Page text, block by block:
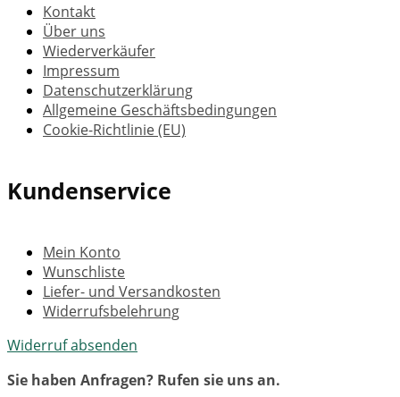
Kontakt
Über uns
Wiederverkäufer
Impressum
Datenschutzerklärung
Allgemeine Geschäftsbedingungen
Cookie-Richtlinie (EU)
Kundenservice
Mein Konto
Wunschliste
Liefer- und Versandkosten
Widerrufsbelehrung
Widerruf absenden
Sie haben Anfragen? Rufen sie uns an.